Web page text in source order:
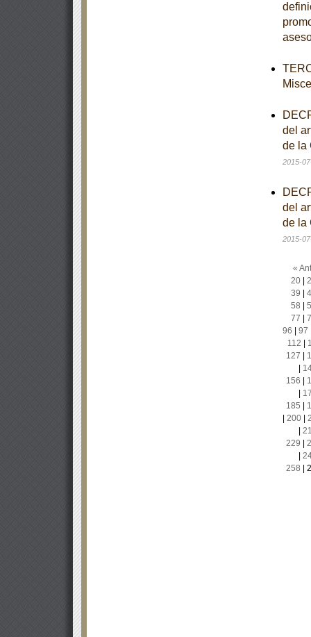
del
de la
2015-
del
de la
2015-
«
20|
39
58
77
96
97
112
127
156
185
200|
229
258